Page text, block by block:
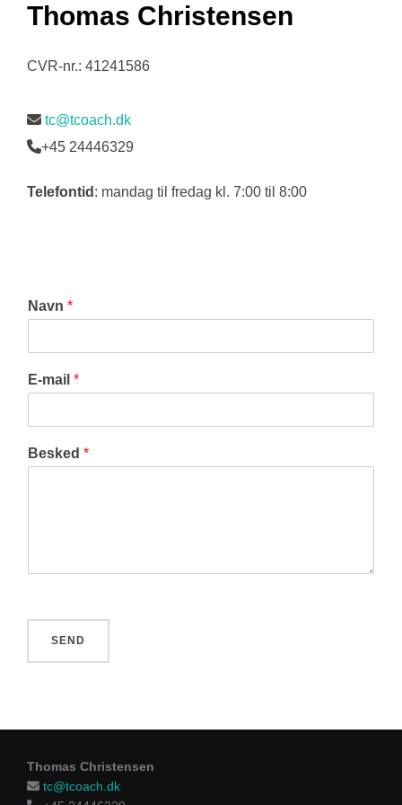
Thomas Christensen
CVR-nr.: 41241586
tc@tcoach.dk
+45 24446329
Telefontid : mandag til fredag kl. 7:00 til 8:00
Navn *
E-mail *
Besked *
SEND
Thomas Christensen
tc@tcoach.dk